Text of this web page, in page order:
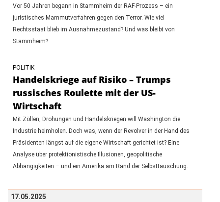
Vor 50 Jahren begann in Stammheim der RAF-Prozess – ein
juristisches Mammutverfahren gegen den Terror. Wie viel
Rechtsstaat blieb im Ausnahmezustand? Und was bleibt von
Stammheim?
POLITIK
Handelskriege auf Risiko – Trumps
russisches Roulette mit der US-
Wirtschaft
Mit Zöllen, Drohungen und Handelskriegen will Washington die
Industrie heimholen. Doch was, wenn der Revolver in der Hand des
Präsidenten längst auf die eigene Wirtschaft gerichtet ist? Eine
Analyse über protektionistische Illusionen, geopolitische
Abhängigkeiten – und ein Amerika am Rand der Selbsttäuschung.
17.05.2025